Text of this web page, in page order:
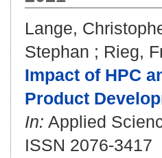
Lange,
Stephan ; Rieg,
Impact of HPC
Product
In: Applied
ISSN 2076-3417